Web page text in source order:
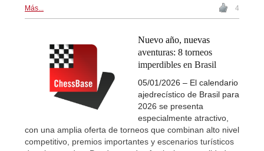
Más... 4
Nuevo año, nuevas
aventuras: 8 torneos
imperdibles en Brasil
05/01/2026 – El calendario
ajedrecístico de Brasil para
2026 se presenta
especialmente atractivo,
con una amplia oferta de torneos que combinan alto nivel
competitivo, premios importantes y escenarios turísticos